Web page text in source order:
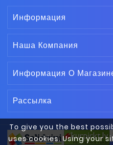
To give you the best
uses cookies. Using your
Информация
Наша Компания
Информация О
Рассылка